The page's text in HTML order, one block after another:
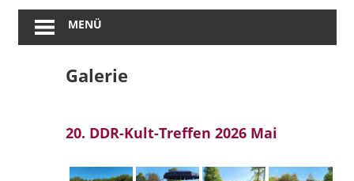
Leipzig
am
MENÜ
Galerie
20. DDR-Kult-Treffen 2026 Mai